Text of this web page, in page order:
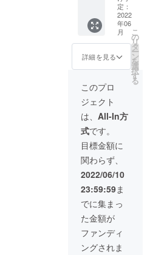
用くだ
さい。
はござ
いませ
ん。）
クラウ
ドファ
ンディ
ング限
定商品
です。
特典で
20枚入
製品を
２個
サービ
ス！販
売希望
価格
（税込
7,700
円）
→30％
OFFの
5,390円
でお届
けいた
しま
定：
2022
年06
月
詳細を見る
こ
の
リ
タ
ー
ン
を
選
択
す
る
このプロ
ジェクト
は、 All-In方
式です。
目標金額に
関わらず、
2022/06/10
23:59:59ま
でに集まっ
た金額が
ファンディ
ングされま